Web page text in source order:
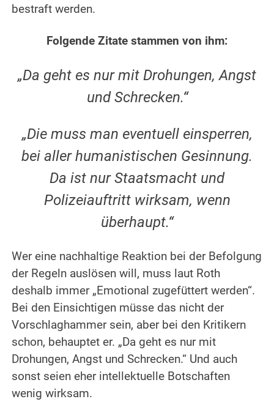
bestraft werden.
Folgende Zitate stammen von ihm:
„Da geht es nur mit Drohungen, Angst
und Schrecken.“
„Die muss man eventuell einsperren,
bei aller humanistischen Gesinnung.
Da ist nur Staatsmacht und
Polizeiauftritt wirksam, wenn
überhaupt.“
Wer eine nachhaltige Reaktion bei der Befolgung
der Regeln auslösen will, muss laut Roth
deshalb immer „Emotional zugefüttert werden“.
Bei den Einsichtigen müsse das nicht der
Vorschlaghammer sein, aber bei den Kritikern
schon, behauptet er. „Da geht es nur mit
Drohungen, Angst und Schrecken.“ Und auch
sonst seien eher intellektuelle Botschaften
wenig wirksam.